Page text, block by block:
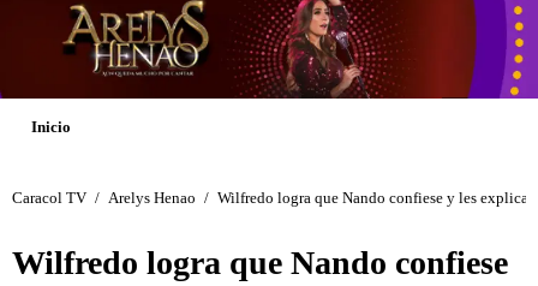
Inicio
Caracol TV / Arelys Henao / Wilfredo logra que Nando confiese y les explica
Wilfredo logra que Nando confiese